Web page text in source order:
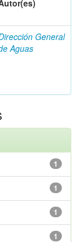
General
Aguas
1
1
1
1